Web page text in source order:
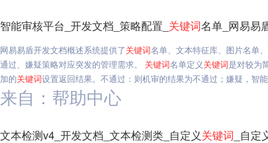
智能审核平台_开发文档_策略配置_ 关键词名单_网易易
网易易盾开发文档概述系统提供了关键词名单、文本特征库、图片名单
通过、嫌疑策略对应突发的管理需求。 关键词名单定义关键词是对较为
加的关键词设置返回结果。不通过：则机审的结果为不通过；嫌疑，智
来自：帮助中心
文本检测v4_开发文档_文本检测类_自定义关键词 _自定